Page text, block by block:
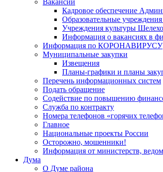
Кадровое обеспечение
Образовательные
Учреждения культуры
Информация о вакансиях в
Информация по КОРОНАВИРУСУ
Муниципальные закупки
Извещения
Планы-графики и планы
Перечень информационных систем
Подать обращение
Содействие по повышению
Служба по контракту
Номера телефонов «горячих
Главное
Национальные проекты России
Осторожно, мошенники!
Информация от министерств,
Дума
О Думе района